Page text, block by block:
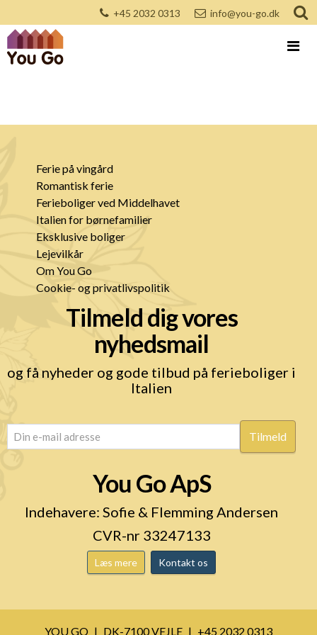
+45 2032 0313 info@you-go.dk
Ferie på vingård
Romantisk ferie
Ferieboliger ved Middelhavet
Italien for børnefamilier
Eksklusive boliger
Lejevilkår
Om You Go
Cookie- og privatlivspolitik
Tilmeld dig vores
nyhedsmail
og få nyheder og gode tilbud på ferieboliger i
Italien
(Påkrævet)
You Go ApS
Indehavere: Sofie & Flemming Andersen
CVR-nr 33247133
Læs mere Kontakt os
YOU GO DK-7100 VEJLE +45 2032 0313